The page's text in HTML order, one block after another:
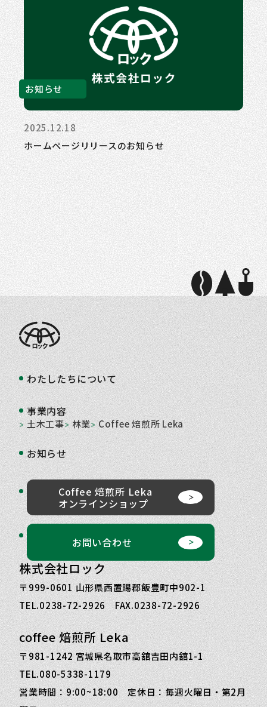
お知らせ
2025.12.18
ホームページリリースのお知らせ
株式会社ロック
〒999-0601 山形県西置賜郡飯豊町中902-1
TEL.0238-72-2926 FAX.0238-72-2926
coffee 焙煎所 Leka
〒981-1242 宮城県名取市高舘吉田内舘1-1
TEL.080-5338-1179
営業時間：9:00~18:00 定休日：毎週火曜日・第2月
わたしたちについて
事業内容
土木工事 林業 Coffee 焙煎所 Leka
お知らせ
Coffee 焙煎所 Leka
オンラインショップ
お問い合わせ